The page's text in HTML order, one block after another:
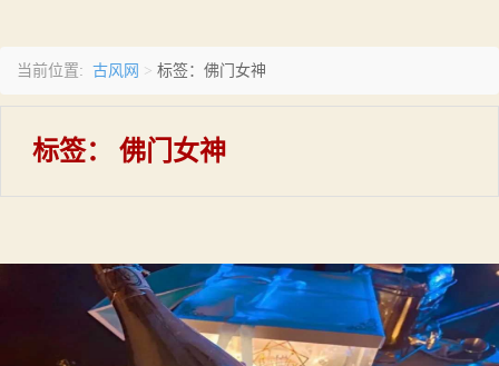
当前位置: 古风网 > 标签：佛门女神
标签： 佛门女神